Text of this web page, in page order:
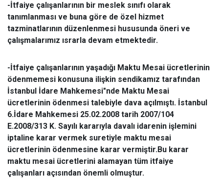
-İtfaiye çalışanlarının bir meslek sınıfı olarak
tanımlanması ve buna göre de özel hizmet
tazminatlarının düzenlenmesi hususunda öneri ve
çalışmalarımız ısrarla devam etmektedir.
-İtfaiye çalışanlarının yaşadığı Maktu Mesai ücretlerinin
ödenmemesi konusuna ilişkin sendikamız tarafından
İstanbul İdare Mahkemesi"nde Maktu Mesai
ücretlerinin ödenmesi talebiyle dava açılmıştı. İstanbul
6.İdare Mahkemesi 25.02.2008 tarih 2007/104
E.2008/313 K. Sayılı kararıyla davalı idarenin işlemini
iptaline karar vermek suretiyle maktu mesai
ücretlerinin ödenmesine karar vermiştir.Bu karar
maktu mesai ücretlerini alamayan tüm itfaiye
çalışanları açısından önemli olmuştur.